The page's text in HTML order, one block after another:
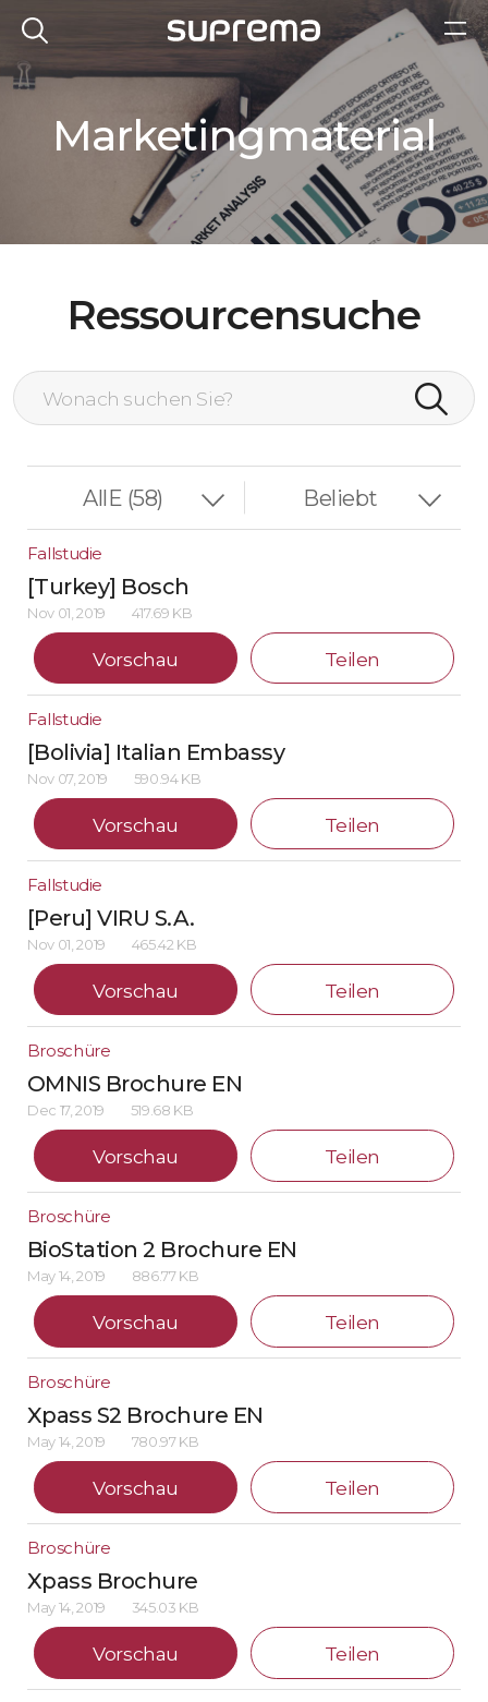
Marketingmaterial
Ressourcensuche
Fallstudie
[Turkey] Bosch
Nov 01, 2019 417.69 KB
Vorschau Teilen
Fallstudie
[Bolivia] Italian Embassy
Nov 07, 2019 590.94 KB
Vorschau Teilen
Fallstudie
[Peru] VIRU S.A.
Nov 01, 2019 465.42 KB
Vorschau Teilen
Broschüre
OMNIS Brochure EN
Dec 17, 2019 519.68 KB
Vorschau Teilen
Broschüre
BioStation 2 Brochure EN
May 14, 2019 886.77 KB
Vorschau Teilen
Broschüre
Xpass S2 Brochure EN
May 14, 2019 780.97 KB
Vorschau Teilen
Broschüre
Xpass Brochure
May 14, 2019 345.03 KB
Vorschau Teilen